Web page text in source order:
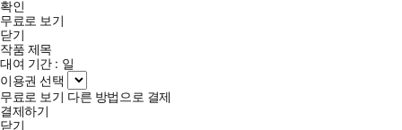
확인
무료로 보기
닫기
작품 제목
대여 기간 : 일
이용권 선택
무료로 보기 다른 방법으로 결제
결제하기
닫기